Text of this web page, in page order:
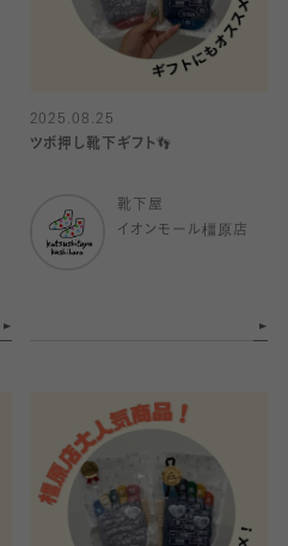
2025.08.25
ツボ押し靴下ギフト👣
靴下屋
イオンモール橿原店